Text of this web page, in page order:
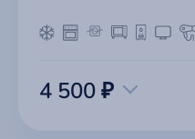
4 500 ₽